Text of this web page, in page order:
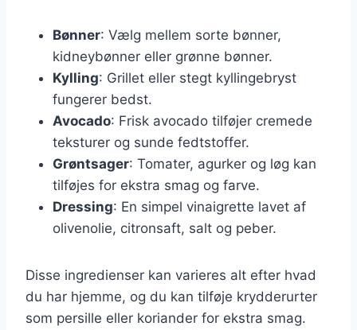
Bønner: Vælg mellem sorte bønner,
kidneybønner eller grønne bønner.
Kylling: Grillet eller stegt kyllingebryst
fungerer bedst.
Avocado: Frisk avocado tilføjer cremede
teksturer og sunde fedtstoffer.
Grøntsager: Tomater, agurker og løg kan
tilføjes for ekstra smag og farve.
Dressing: En simpel vinaigrette lavet af
olivenolie, citronsaft, salt og peber.
Disse ingredienser kan varieres alt efter hvad
du har hjemme, og du kan tilføje krydderurter
som persille eller koriander for ekstra smag.